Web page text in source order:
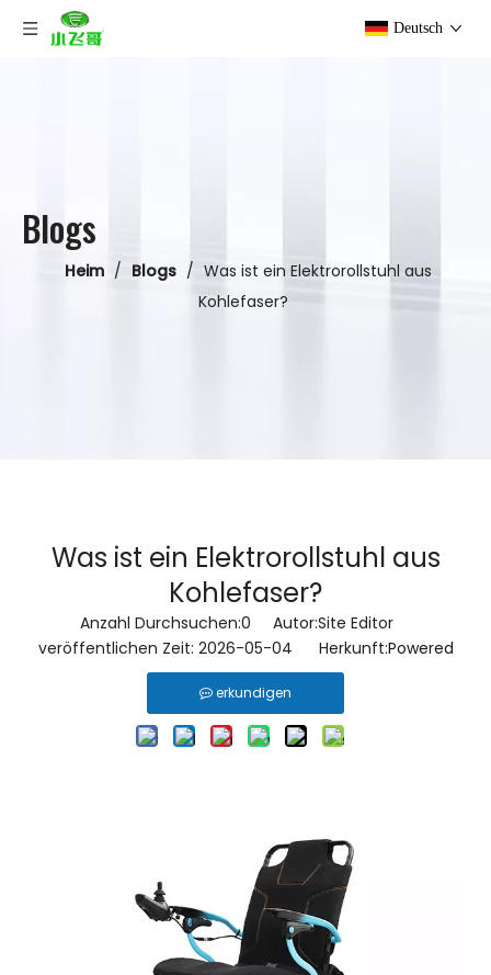
Deutsch
Blogs
Heim / Blogs / Was ist ein Elektrorollstuhl aus
Kohlefaser?
Was ist ein Elektrorollstuhl aus
Kohlefaser?
Anzahl Durchsuchen:0 Autor:Site Editor
veröffentlichen Zeit: 2026-05-04 Herkunft:Powered
erkundigen